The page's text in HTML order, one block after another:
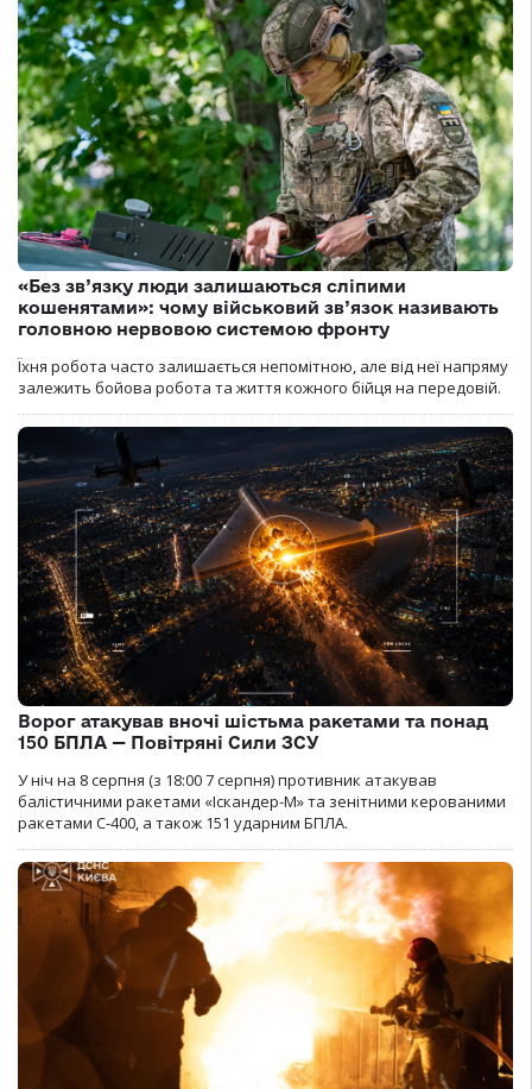
«Без зв’язку люди залишаються сліпими
кошенятами»: чому військовий зв’язок називають
головною нервовою системою фронту
Їхня робота часто залишається непомітною, але від неї напряму
залежить бойова робота та життя кожного бійця на передовій.
Ворог атакував вночі шістьма ракетами та понад
150 БПЛА — Повітряні Сили ЗСУ
У ніч на 8 серпня (з 18:00 7 серпня) противник атакував
балістичними ракетами «Іскандер-М» та зенітними керованими
ракетами С-400, а також 151 ударним БПЛА.